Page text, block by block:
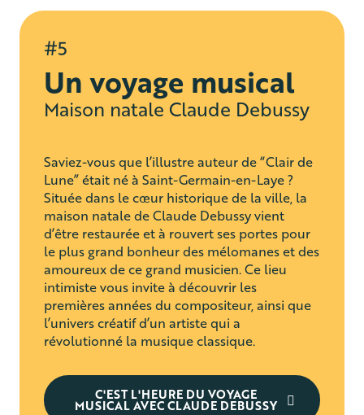
#5
Un voyage musical
Maison natale Claude Debussy
Saviez-vous que l’illustre auteur de “Clair de
Lune” était né à Saint-Germain-en-Laye ?
Située dans le cœur historique de la ville, la
maison natale de Claude Debussy vient
d’être restaurée et à rouvert ses portes pour
le plus grand bonheur des mélomanes et des
amoureux de ce grand musicien. Ce lieu
intimiste vous invite à découvrir les
premières années du compositeur, ainsi que
l’univers créatif d’un artiste qui a
révolutionné la musique classique.
C'EST L'HEURE DU VOYAGE
MUSICAL AVEC CLAUDE DEBUSSY